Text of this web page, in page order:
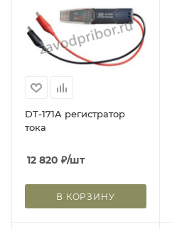
DT-171A регистратор
тока
12 820 ₽/шт
В КОРЗИНУ